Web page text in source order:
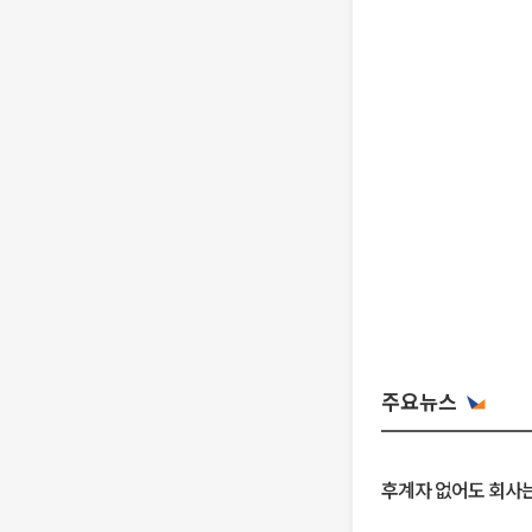
주요뉴스
후계자 없어도 회사